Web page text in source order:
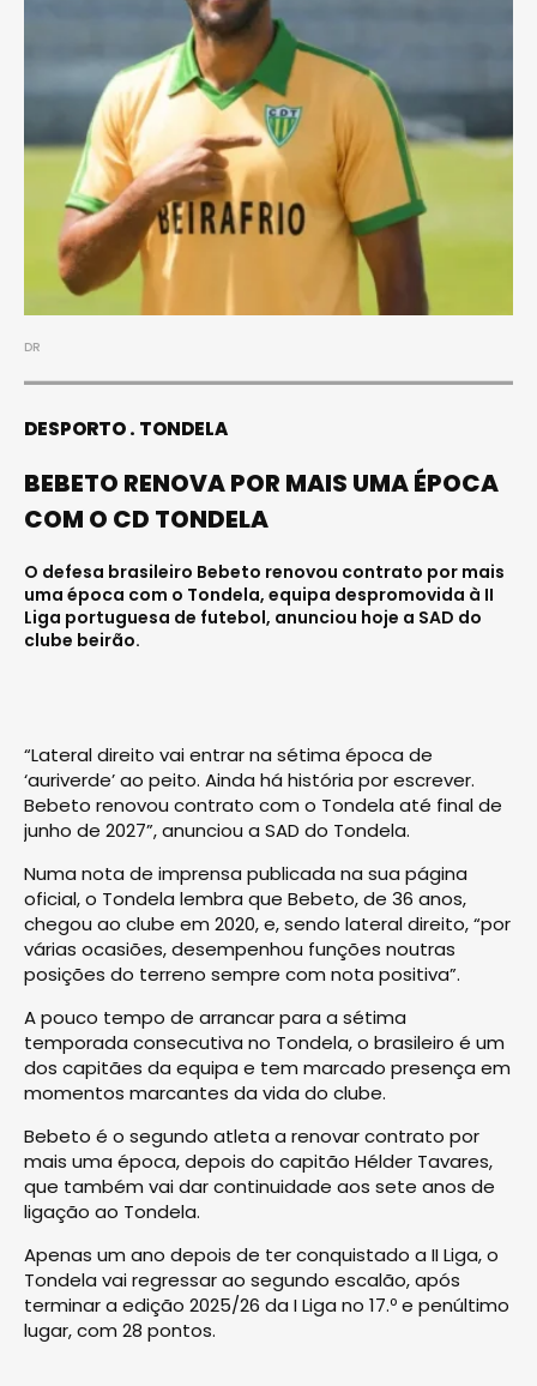
DR
DESPORTO TONDELA
BEBETO RENOVA POR MAIS UMA ÉPOCA
COM O CD TONDELA
O defesa brasileiro Bebeto renovou contrato por mais
uma época com o Tondela, equipa despromovida à II
Liga portuguesa de futebol, anunciou hoje a SAD do
clube beirão.
“Lateral direito vai entrar na sétima época de
‘auriverde’ ao peito. Ainda há história por escrever.
Bebeto renovou contrato com o Tondela até final de
junho de 2027”, anunciou a SAD do Tondela.
Numa nota de imprensa publicada na sua página
oficial, o Tondela lembra que Bebeto, de 36 anos,
chegou ao clube em 2020, e, sendo lateral direito, “por
várias ocasiões, desempenhou funções noutras
posições do terreno sempre com nota positiva”.
A pouco tempo de arrancar para a sétima
temporada consecutiva no Tondela, o brasileiro é um
dos capitães da equipa e tem marcado presença em
momentos marcantes da vida do clube.
Bebeto é o segundo atleta a renovar contrato por
mais uma época, depois do capitão Hélder Tavares,
que também vai dar continuidade aos sete anos de
ligação ao Tondela.
Apenas um ano depois de ter conquistado a II Liga, o
Tondela vai regressar ao segundo escalão, após
terminar a edição 2025/26 da I Liga no 17.º e penúltimo
lugar, com 28 pontos.